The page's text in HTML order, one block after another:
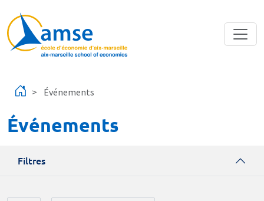
Événements
Événements
Filtres